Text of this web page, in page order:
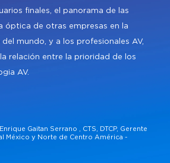
finales, el panorama de las
óptica de otras empresas en la
mundo, y a los profesionales AV,
relación entre la prioridad de los
AV.
Gaitan Serrano , CTS, DTCP, Gerente
México y Norte de Centro América ​ -